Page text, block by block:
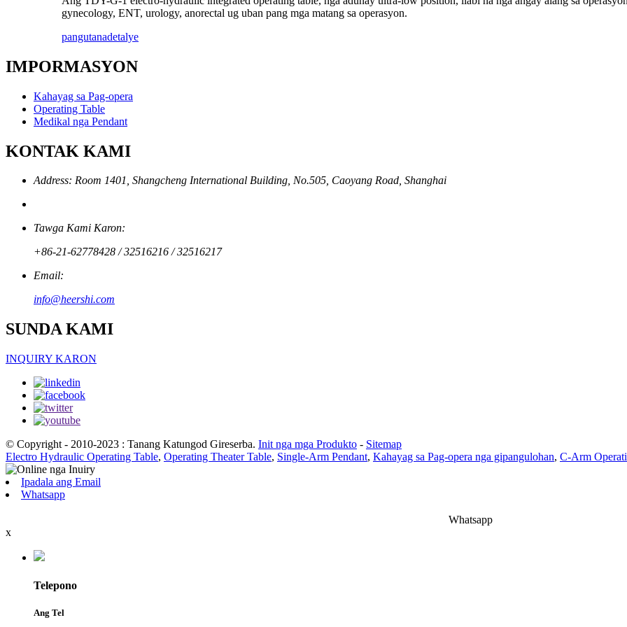
gynecology, ENT, urology, anorectal ug uban pang mga matang sa operasyon.
pangutanadetalye
IMPORMASYON
Kahayag sa Pag-opera
Operating Table
Medikal nga Pendant
KONTAK KAMI
Address: Room 1401, Shangcheng International Building, No.505, Caoyang Road, Shanghai
Tawga Kami Karon:
+86-21-62778428 / 32516216 / 32516217
Email:
info@heershi.com
SUNDA KAMI
INQUIRY KARON
© Copyright - 2010-2023 : Tanang Katungod Gireserba. Init nga mga Produkto - Sitemap
Electro Hydraulic Operating Table, Operating Theater Table, Single-Arm Pendant, Kahayag sa Pag-opera nga gipangulohan, C-Arm
Ipadala ang Email
Whatsapp
Whatsapp
x
Telepono
Ang Tel